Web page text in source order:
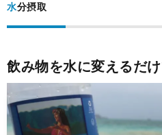
水分摂取
飲み物を水に変えるだ